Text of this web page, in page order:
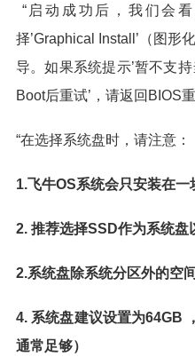
“启动成功后，我们会
择’Graphical Install’（图形
导。如果系统提示’暂不支
Boot后重试’，请返回BIOS
“在选择系统盘时，请注意：
1.飞牛OS系统会只安装在一
2. 推荐选择SSD作为系统盘
2.系统盘除系统分区外的空
4. 系统盘建议设置为64GB
通常足够）